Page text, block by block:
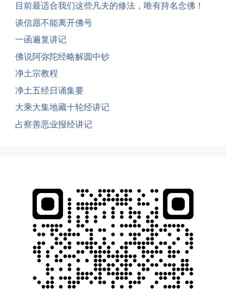
目前最适合我们这些凡夫的修法，唯有持名念佛！
谈信愿不能离开佛号
一函遍复讲记
佛说阿弥陀经略解圆中钞
净土宗教程
净土五经日诵集要
大乘大集地藏十轮经讲记
占察善恶业报经讲记